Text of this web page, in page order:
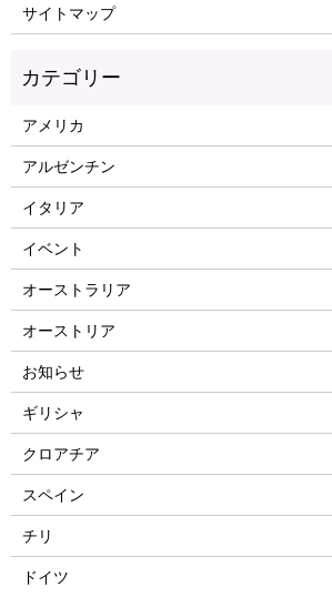
サイトマップ
アメリカ
アルゼンチン
イタリア
イベント
オーストラリア
オーストリア
お知らせ
ギリシャ
クロアチア
スペイン
チリ
ドイツ